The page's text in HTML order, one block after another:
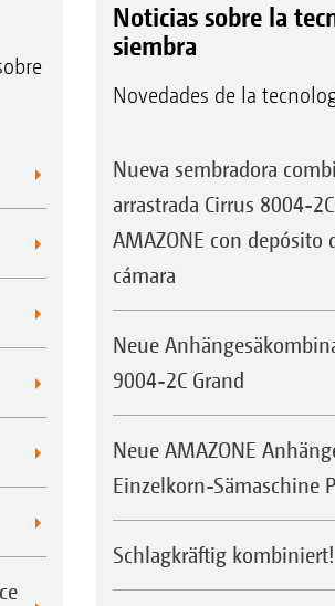
Noticias sobre la
siembra
Novedades de la
Nueva sembradora
arrastrada Cirrus 8004-
AMAZONE con depósito
cámara
Neue
9004-2C Grand
Neue AMAZONE
Einzelkorn-Sämaschine
Schlagkräftig kombiniert!